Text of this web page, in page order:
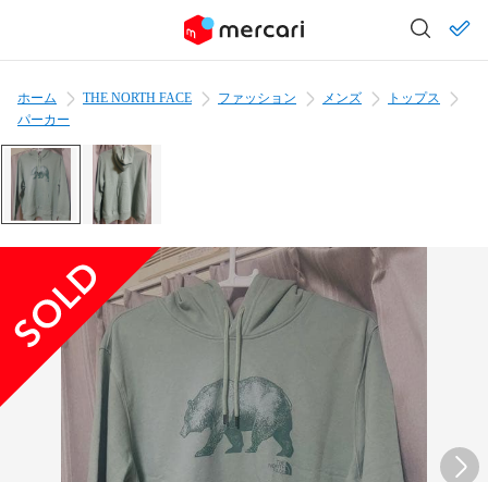
ホーム THE NORTH FACE ファッション メンズ
トップス
パーカー